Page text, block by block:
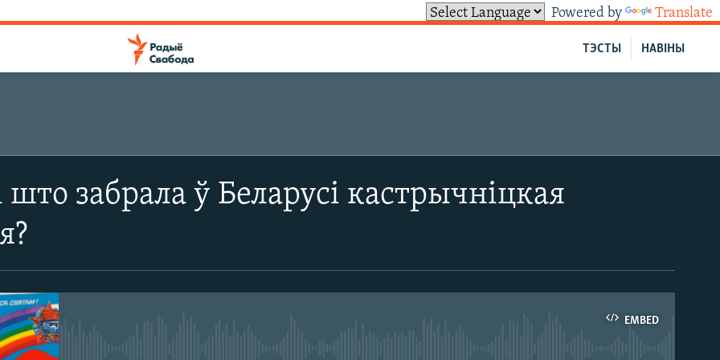
Powered by Translate
НАВІНЫ
ТЭСТЫ
забрала ў Беларусі кастрычніцкая
EMBED